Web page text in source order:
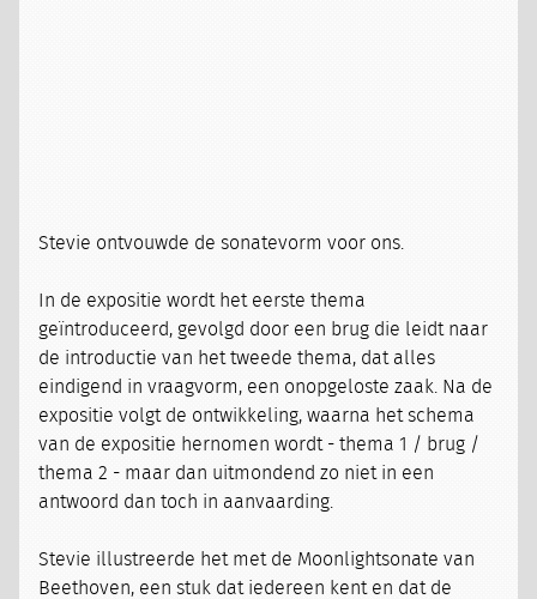
Stevie ontvouwde de sonatevorm voor ons.
In de expositie wordt het eerste thema
geïntroduceerd, gevolgd door een brug die leidt naar
de introductie van het tweede thema, dat alles
eindigend in vraagvorm, een onopgeloste zaak. Na de
expositie volgt de ontwikkeling, waarna het schema
van de expositie hernomen wordt - thema 1 / brug /
thema 2 - maar dan uitmondend zo niet in een
antwoord dan toch in aanvaarding.
Stevie illustreerde het met de Moonlightsonate van
Beethoven, een stuk dat iedereen kent en dat de